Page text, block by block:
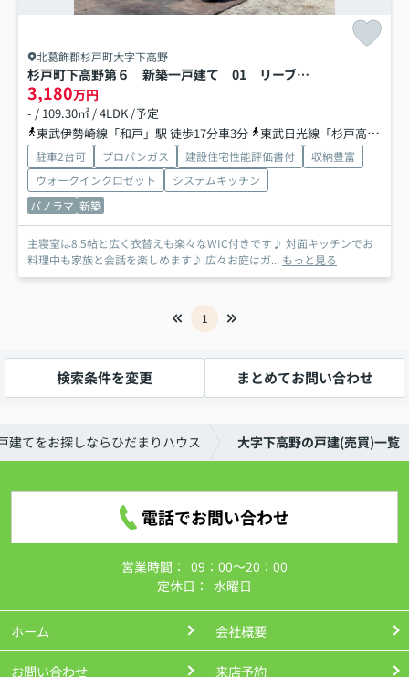
北葛飾郡杉戸町大字下高野
杉戸町下高野第６ 新築一戸建て 01 リーブルガーデン
3,180万円
- / 109.30㎡ / 4LDK /予定
東武伊勢崎線「和戸」駅 徒歩17分車3分
東武日光線「杉戸高野台」駅 徒歩20分
駐車2台可 プロパンガス 建設住宅性能評価書付
収納豊富
ウォークインクロゼット
システムキッチン
パノラマ 新築
主寝室は8.5帖と広く衣替えも楽々なWIC付きです♪ 対面キッチンでお
料理中も家族と会話を楽しめます♪ 広々お庭はガ... もっと見る
1
検索条件を変更 まとめてお問い合わせ
建てをお探しならひだまりハウス 大字下高野の戸建(売買)一覧
電話でお問い合わせ
営業時間： 09：00～20：00
定休日： 水曜日
ホーム 会社概要
お問い合わせ 来店予約